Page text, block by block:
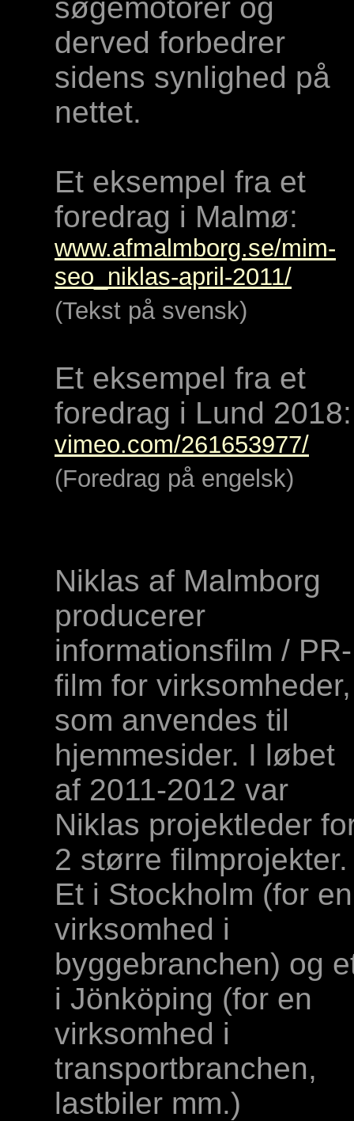
søgemotorer og
derved forbedrer
sidens synlighed på
nettet.
Et eksempel fra et
foredrag i Malmø:
www.afmalmborg.se/mim-
seo_niklas-april-2011/
(Tekst på svensk)
Et eksempel fra et
foredrag i Lund 2018:
vimeo.com/261653977/
(Foredrag på engelsk)
Niklas af Malmborg
producerer
informationsfilm / PR-
film for virksomheder,
som anvendes til
hjemmesider. I løbet
af 2011-2012 var
Niklas projektleder
2 større filmprojekter.
Et i Stockholm (for en
virksomhed i
byggebranchen) og
i Jönköping (for en
virksomhed i
transportbranchen,
lastbiler mm.)